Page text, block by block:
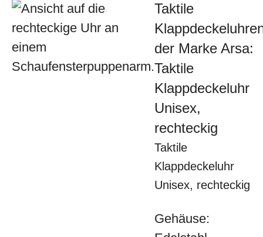
Taktile
der Marke Arsa:
Taktile
Klappdeckeluhr
Unisex,
rechteckig
Taktile
Klappdeckeluhr
Unisex, rechteckig
Gehäuse: